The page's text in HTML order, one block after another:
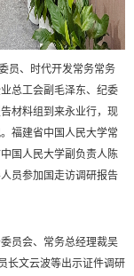
员、时代开发常务常务
总工会副毛泽东、纪委
材料组到来永业行，现
福建省中国人民大学常
国人民大学副负责人陈
员参加国走访调研报告
员会、常务总经理裁吴
长文云波等出示证件调研